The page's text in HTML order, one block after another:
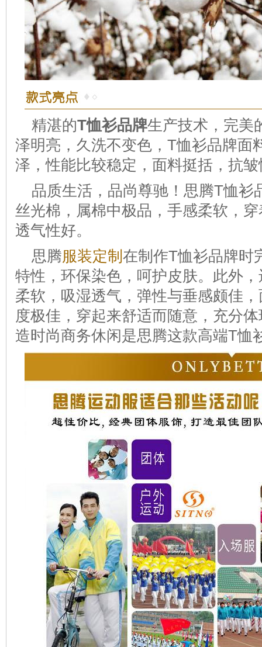
精湛的T恤衫品牌生产技术，完美
泽明亮，久洗不变色，T恤衫品牌面
泽，性能比较稳定，面料挺括，抗
品质生活，品尚尊驰！思腾T恤衫
丝光棉，属棉中极品，手感柔软，
透气性好。
思腾服装定制 在制作T恤衫品牌时
特性，环保染色，呵护皮肤。此外
柔软，吸湿透气，弹性与垂感颇佳
度极佳，穿起来舒适而随意，充分
造时尚商务休闲是思腾这款高端T恤